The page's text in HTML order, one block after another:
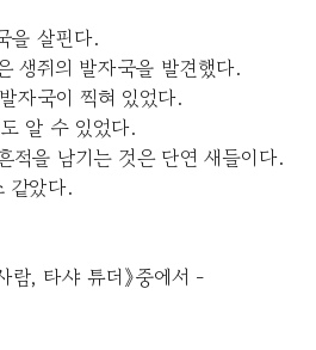
을 살핀다.
생쥐의 발자국을 발견했다.
자국이 찍혀 있었다.
알 수 있었다.
적을 남기는 것은 단연 새들이다.
같았다.
람, 타샤 튜더》중에서 -